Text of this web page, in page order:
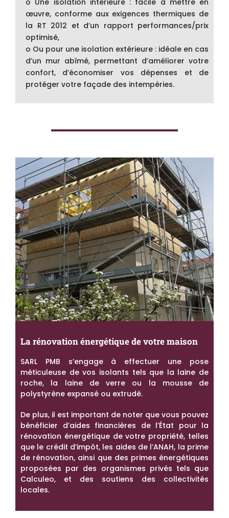
œuvre, conforme aux exigences thermiques de
la RT 2012 et d’un rapport performances/prix
optimisé,
o Ou pour une isolation extérieure : idéale en cas
d’un mur abîmé, permettant d’améliorer votre
confort, d’économiser vos dépenses et de
protéger votre façade des intempéries.
La rénovation énergétique de votre maison
SARL PMB s’engage à effectuer une pose
méticuleuse de vos isolants tels que la laine de
roche, la laine de verre ou la mousse de
polystyrène expansé ou extrudé.
De plus, il est important de noter que vous pouvez
bénéficier d’aides financières de l’État pour la
rénovation énergétique de votre propriété, telles
que le crédit d’impôt, les aides de l’ANAH, la prime
de rénovation, ainsi que des primes énergétiques
proposées par des organismes privés tels que
Calculeo, et des soutiens des collectivités
locales.